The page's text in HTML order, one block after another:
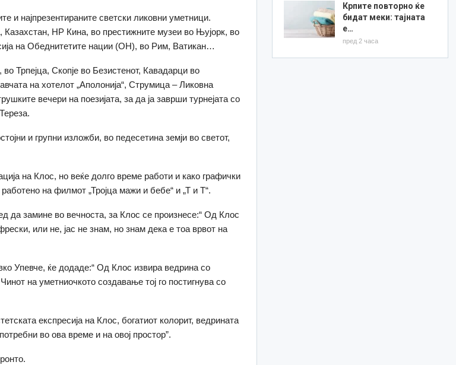
и најпрезентираните светски ликовни уметници.
Казахстан, НР Кина, во престижните музеи во Њујорк, во
на Обеднитетите нации (ОН), во Рим, Ватикан…
Трпејца, Скопје во Безистенот, Кавадарци во
на хотелот „Аполонија“, Струмица – Ликовна
вечери на поезијата, за да ја заврши турнејата со
и групни изложби, во педесетина земји во светот,
на Клос, но веќе долго време работи и како графички
на филмот „Тројца мажи и бебе“ и „Т и Т“.
да замине во вечноста, за Клос се произнесе:“ Од Клос
или не, јас не знам, но знам дека е тоа врвот на
Упевче, ќе додаде:“ Од Клос извира ведрина со
на уметниочкото создавање тој го постигнува со
експресија на Клос, богатиот колорит, ведрината
во ова време и на овој простор”.
Крпите повторно ќе
бидат меки: тајната
е…
пред 2 часа